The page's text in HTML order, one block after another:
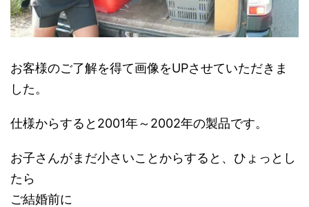
お客様のご了解を得て画像をUPさせていただきま
した。
仕様からすると2001年～2002年の製品です。
お子さんがまだ小さいことからすると、ひょっとし
たら
ご結婚前に